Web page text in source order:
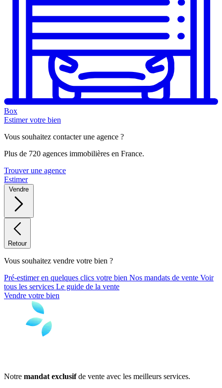
Box
Estimer votre bien
Vous souhaitez contacter une agence ?
Plus de 720 agences immobilières en France.
Trouver une agence
Estimer
Vendre
Retour
Vous souhaitez vendre votre bien ?
Pré-estimer en quelques clics votre bien Nos mandats de vente Voir
tous les services Le guide de la vente
Vendre votre bien
Notre mandat exclusifde vente avec les meilleurs services.